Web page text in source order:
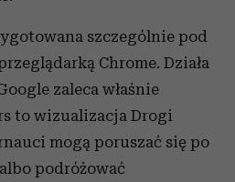
szczególnie pod
Chrome. Działa
zaleca właśnie
to wizualizacja Drogi
mogą poruszać się po
podróżować